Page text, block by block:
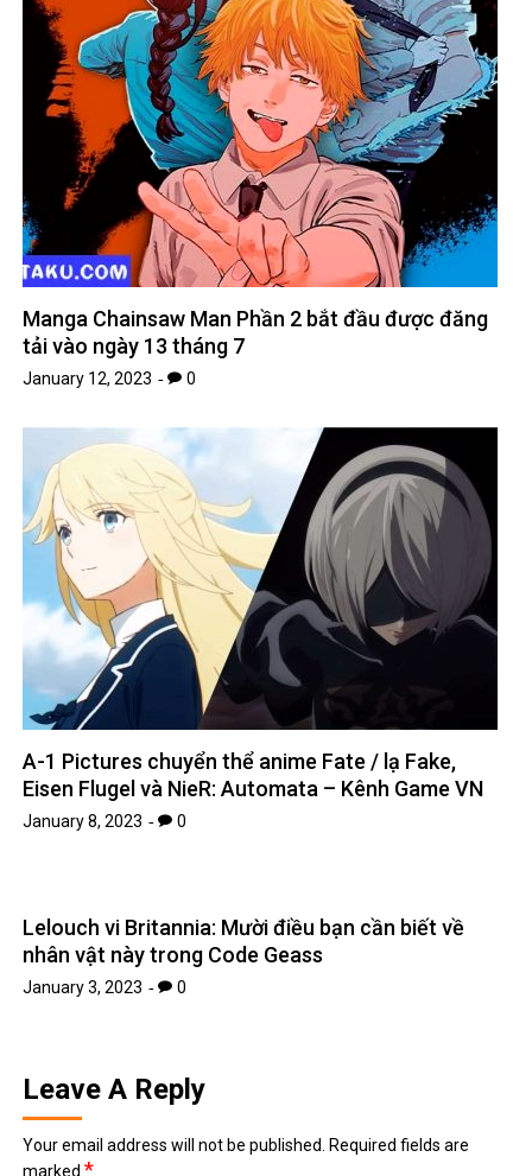
Manga Chainsaw Man Phần 2 bắt đầu được đăng
tải vào ngày 13 tháng 7
January 12, 2023 0
A-1 Pictures chuyển thể anime Fate / lạ Fake,
Eisen Flugel và NieR: Automata – Kênh Game VN
January 8, 2023 0
Lelouch vi Britannia: Mười điều bạn cần biết về
nhân vật này trong Code Geass
January 3, 2023 0
Leave A Reply
Your email address will not be published.
Required fields are
marked*